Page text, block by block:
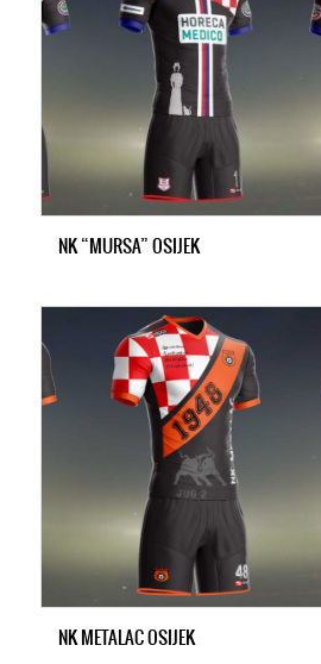
NK “MURSA” OSIJEK
NK METALAC OSIJEK